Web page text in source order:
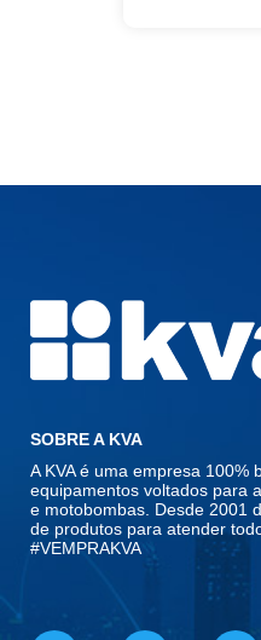
SOBRE A KVA
A KVA é uma empresa 100%
equipamentos voltados para
e motobombas. Desde 2001
de produtos para atender
#VEMPRAKVA